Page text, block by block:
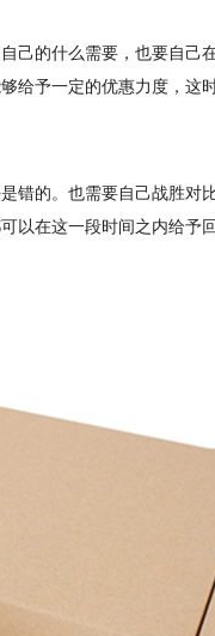
己的什么需要，也要自己
给予一定的优惠力度，这
错的。也需要自己战胜对
以在这一段时间之内给予